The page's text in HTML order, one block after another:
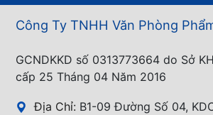
Công Ty TNHH Văn Phòng
GCNDKKD số 0313773664 do Sở
cấp 25 Tháng 04 Năm 2016
Địa Chỉ: B1-09 Đường Số 04,